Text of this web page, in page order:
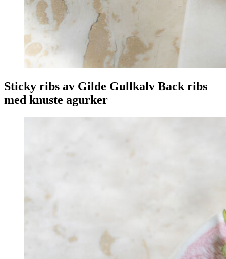
Sticky ribs av Gilde Gullkalv Back ribs
med knuste agurker